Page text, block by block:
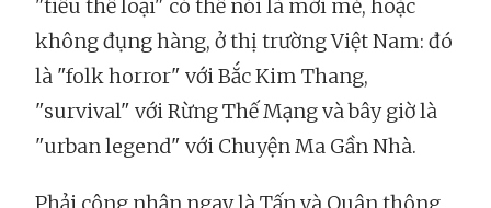
"tiểu thể loại" có thể nói là mới mẻ, hoặc
không đụng hàng, ở thị trường Việt Nam: đó
là "folk horror" với Bắc Kim Thang,
"survival" với Rừng Thế Mạng và bây giờ là
"urban legend" với Chuyện Ma Gần Nhà.